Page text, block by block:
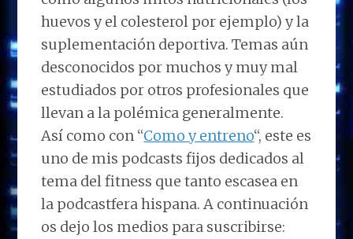
huevos y el colesterol por ejemplo) y la
suplementación deportiva. Temas aún
desconocidos por muchos y muy mal
estudiados por otros profesionales que
llevan a la polémica generalmente.
Así como con “Como y entreno“, este es
uno de mis podcasts fijos dedicados al
tema del fitness que tanto escasea en
la podcastfera hispana. A continuación
os dejo los medios para suscribirse: